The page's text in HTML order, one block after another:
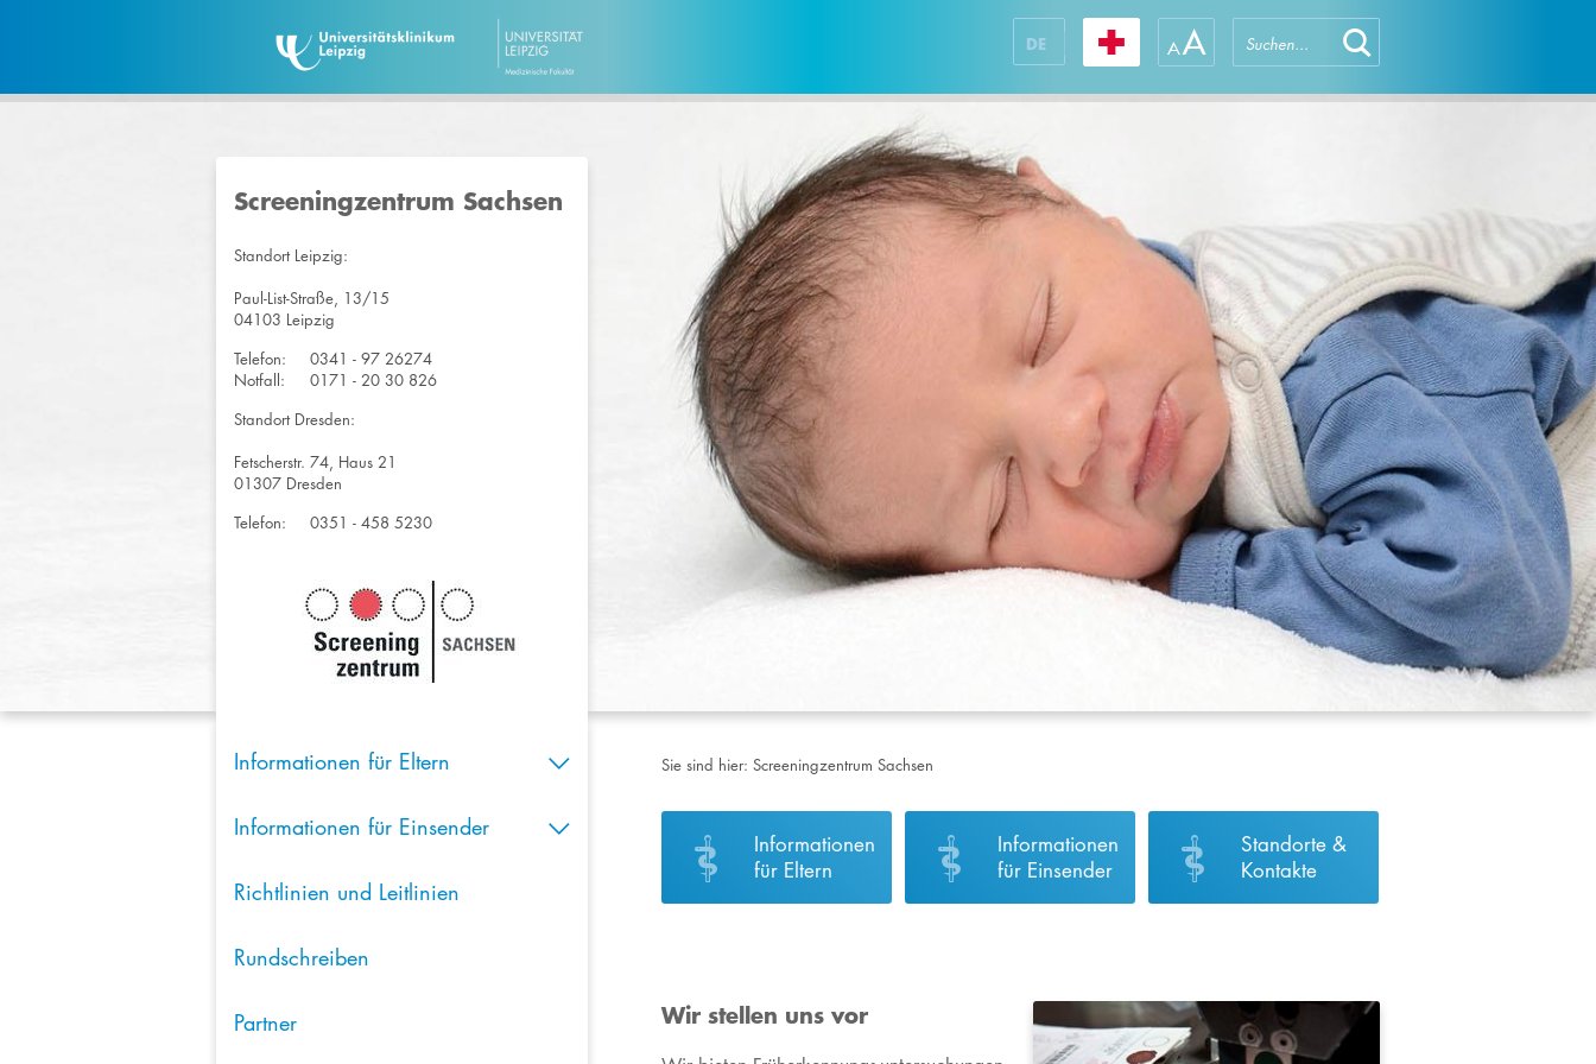
DE
Screeningzentrum Sachsen
Standort Leipzig:
Paul-List-Straße, 13/15
04103 Leipzig
Telefon:
0341 - 97 26274
Notfall:
0171 - 20 30 826
Standort Dresden:
Fetscherstr. 74, Haus 21
01307 Dresden
Telefon:
0351 - 458 5230
Informationen für Eltern
Informationen für Einsender
Richtlinien und Leitlinien
Rundschreiben
Partner
Sie sind hier:Screeningzentrum Sachsen
Informationen
für Eltern
Informationen
für Einsender
Standorte &
Kontakte
Wir stellen uns vor